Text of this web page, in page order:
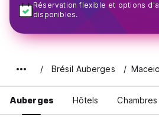
Réservation flexible et options
disponibles.
Brésil Auberges
Auberges Hôtels